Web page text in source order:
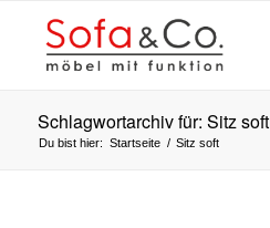
Schlagwortarchiv für: Sitz soft
Du bist hier: Startseite / Sitz soft